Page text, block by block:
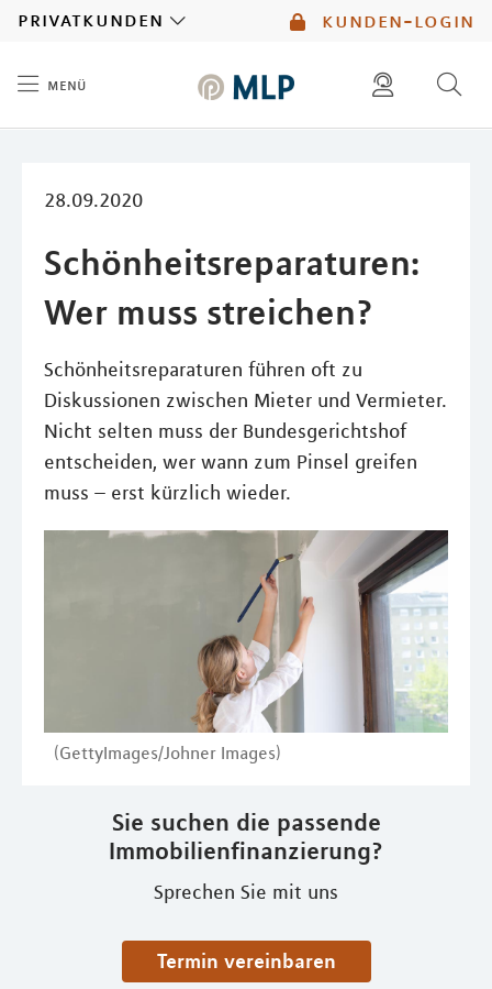
kunden-login
privatkunden
menü
28.09.2020
Schönheitsreparaturen:
Wer muss streichen?
Schönheitsreparaturen führen oft zu
Diskussionen zwischen Mieter und Vermieter.
Nicht selten muss der Bundesgerichtshof
entscheiden, wer wann zum Pinsel greifen
muss – erst kürzlich wieder.
(GettyImages/Johner Images)
Sie suchen die passende
Immobilienfinanzierung?
Sprechen Sie mit uns
Termin vereinbaren